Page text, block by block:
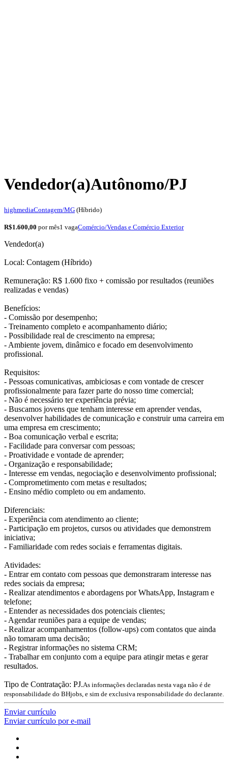
Vendedor(a)Autônomo/PJ
highmediaContagem/MG (Híbrido)
R$1.600,00 por mês1 vagaComércio/Vendas e Comércio Exterior
Vendedor(a)
Local: Contagem (Híbrido)
Remuneração: R$ 1.600 fixo + comissão por resultados (reuniões
realizadas e vendas)
Benefícios:
- Comissão por desempenho;
- Treinamento completo e acompanhamento diário;
- Possibilidade real de crescimento na empresa;
- Ambiente jovem, dinâmico e focado em desenvolvimento
profissional.
Requisitos:
- Pessoas comunicativas, ambiciosas e com vontade de crescer
profissionalmente para fazer parte do nosso time comercial;
- Não é necessário ter experiência prévia;
- Buscamos jovens que tenham interesse em aprender vendas,
desenvolver habilidades de comunicação e construir uma carreira em
uma empresa em crescimento;
- Boa comunicação verbal e escrita;
- Facilidade para conversar com pessoas;
- Proatividade e vontade de aprender;
- Organização e responsabilidade;
- Interesse em vendas, negociação e desenvolvimento profissional;
- Comprometimento com metas e resultados;
- Ensino médio completo ou em andamento.
Diferenciais:
- Experiência com atendimento ao cliente;
- Participação em projetos, cursos ou atividades que demonstrem
iniciativa;
- Familiaridade com redes sociais e ferramentas digitais.
Atividades:
- Entrar em contato com pessoas que demonstraram interesse nas
redes sociais da empresa;
- Realizar atendimentos e abordagens por WhatsApp, Instagram e
telefone;
- Entender as necessidades dos potenciais clientes;
- Agendar reuniões para a equipe de vendas;
- Realizar acompanhamentos (follow-ups) com contatos que ainda
não tomaram uma decisão;
- Registrar informações no sistema CRM;
- Trabalhar em conjunto com a equipe para atingir metas e gerar
resultados.
Tipo de Contratação: PJ.As informações declaradas nesta vaga não é de
responsabilidade do BHjobs, e sim de exclusiva responsabilidade do declarante.
Enviar currículo
Enviar currículo por e-mail